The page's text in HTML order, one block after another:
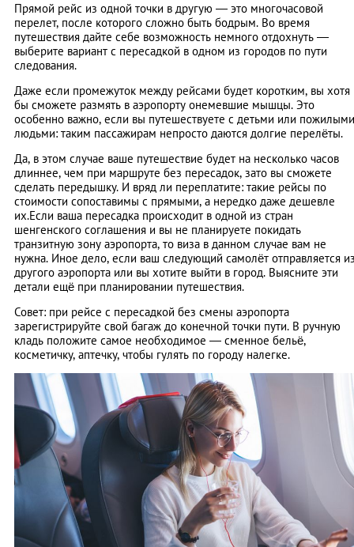
Прямой рейс из одной точки в другую — это многочасовой
перелет, после которого сложно быть бодрым. Во время
путешествия дайте себе возможность немного отдохнуть —
выберите вариант с пересадкой в одном из городов по пути
следования.
Даже если промежуток между рейсами будет коротким, вы хотя
бы сможете размять в аэропорту онемевшие мышцы. Это
особенно важно, если вы путешествуете с детьми или пожилыми
людьми: таким пассажирам непросто даются долгие перелёты.
Да, в этом случае ваше путешествие будет на несколько часов
длиннее, чем при маршруте без пересадок, зато вы сможете
сделать передышку. И вряд ли переплатите: такие рейсы по
стоимости сопоставимы с прямыми, а нередко даже дешевле
их.Если ваша пересадка происходит в одной из стран
шенгенского соглашения и вы не планируете покидать
транзитную зону аэропорта, то виза в данном случае вам не
нужна. Иное дело, если ваш следующий самолёт отправляется
другого аэропорта или вы хотите выйти в город. Выясните эти
детали ещё при планировании путешествия.
Совет: при рейсе с пересадкой без смены аэропорта
зарегистрируйте свой багаж до конечной точки пути. В ручную
кладь положите самое необходимое — сменное бельё,
косметичку, аптечку, чтобы гулять по городу налегке.